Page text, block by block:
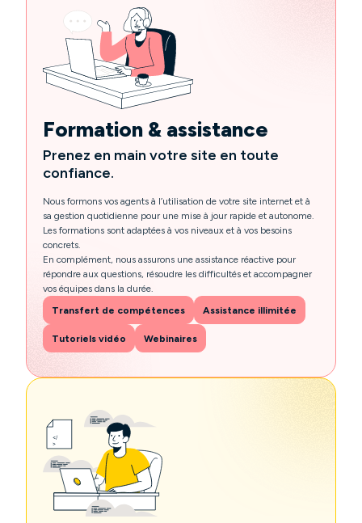
Formation & assistance
Prenez en main votre site en toute
confiance.
Nous formons vos agents à l’utilisation de votre site internet et à
sa gestion quotidienne pour une mise à jour rapide et autonome.
Les formations sont adaptées à vos niveaux et à vos besoins
concrets.
En complément, nous assurons une assistance réactive pour
répondre aux questions, résoudre les difficultés et accompagner
vos équipes dans la durée.
Transfert de compétences
Assistance illimitée
Tutoriels vidéo Webinaires